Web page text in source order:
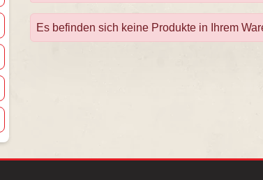
Es befinden sich keine Produkte in Ihrem